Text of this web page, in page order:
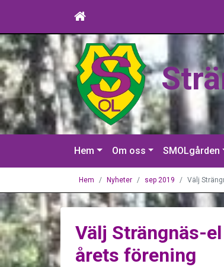
Hem Om oss SMOLgården
Hem Nyheter sep 2019 Välj
Välj Strängnäs-
årets förening